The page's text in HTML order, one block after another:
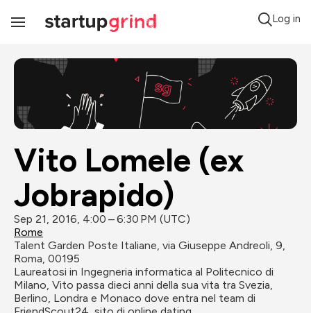
Toggle
Log in
Vito Lomele (ex
Jobrapido)
Sep 21, 2016, 4:00 – 6:30 PM (UTC)
Rome
Talent Garden Poste Italiane, via Giuseppe Andreoli, 9,
Roma, 00195
Laureatosi in Ingegneria informatica al Politecnico di
Milano, Vito passa dieci anni della sua vita tra Svezia,
Berlino, Londra e Monaco dove entra nel team di